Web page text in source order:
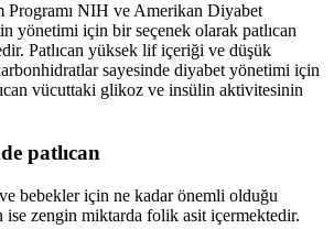
NIH ve Amerikan Diyabet
yönetimi için bir seçenek olarak patlıcan
Patlıcan yüksek lif içeriği ve düşük
sayesinde diyabet yönetimi için
vücuttaki glikoz ve insülin aktivitesinin
patlıcan
bebekler için ne kadar önemli olduğu
ise zengin miktarda folik asit içermektedir.